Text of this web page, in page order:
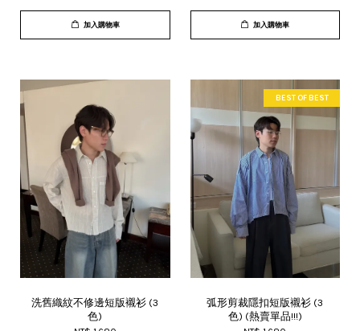
加入購物車 加入購物車
洗舊織紋不修邊短版襯衫 (3
色)
BEST OF BEST
弧形剪裁隱扣短版襯衫 (3
色) (熱賣單品!!!)